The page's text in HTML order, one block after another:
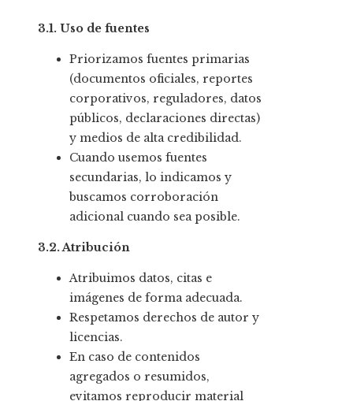
3.1. Uso de fuentes
Priorizamos fuentes primarias
(documentos oficiales, reportes
corporativos, reguladores, datos
públicos, declaraciones directas)
y medios de alta credibilidad.
Cuando usemos fuentes
secundarias, lo indicamos y
buscamos corroboración
adicional cuando sea posible.
3.2. Atribución
Atribuimos datos, citas e
imágenes de forma adecuada.
Respetamos derechos de autor y
licencias.
En caso de contenidos
agregados o resumidos,
evitamos reproducir material